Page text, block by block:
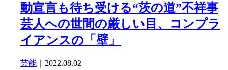
動宣言も待ち受ける“茨の道”不祥事
芸人への世間の厳しい目、コンプラ
イアンスの「壁」
芸能 ｜2022.08.02